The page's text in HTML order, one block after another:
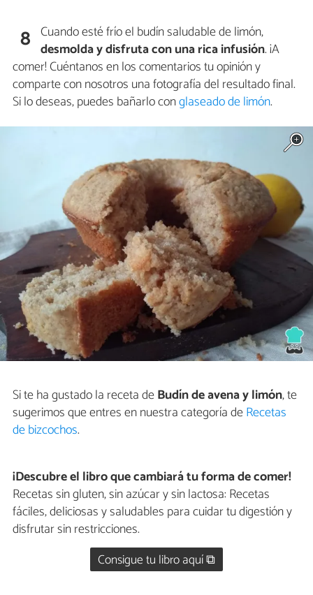
8 Cuando esté frío el budín saludable de limón,
desmolda y disfruta con una rica infusión. ¡A
comer! Cuéntanos en los comentarios tu opinión y
comparte con nosotros una fotografía del resultado final.
Si lo deseas, puedes bañarlo conglaseado de limón.
Si te ha gustado la receta deBudín de avena y limón, te
sugerimos que entres en nuestra categoría deRecetas
de bizcochos.
¡Descubre el libro que cambiará tu forma de comer!
Recetas sin gluten, sin azúcar y sin lactosa: Recetas
fáciles, deliciosas y saludables para cuidar tu digestión y
disfrutar sin restricciones.
Consigue tu libro aquí ⧉